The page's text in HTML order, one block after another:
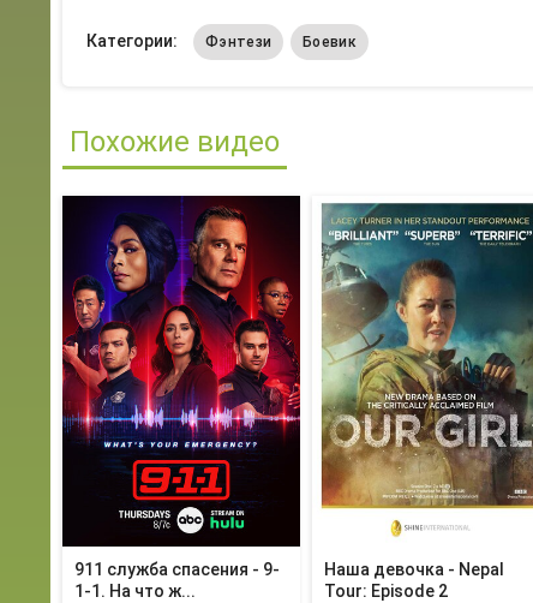
Категории: Фэнтези Боевик
Похожие видео
911 служба спасения - 9-
1-1. На что ж...
Наша девочка - Nepal
Tour: Episode 2